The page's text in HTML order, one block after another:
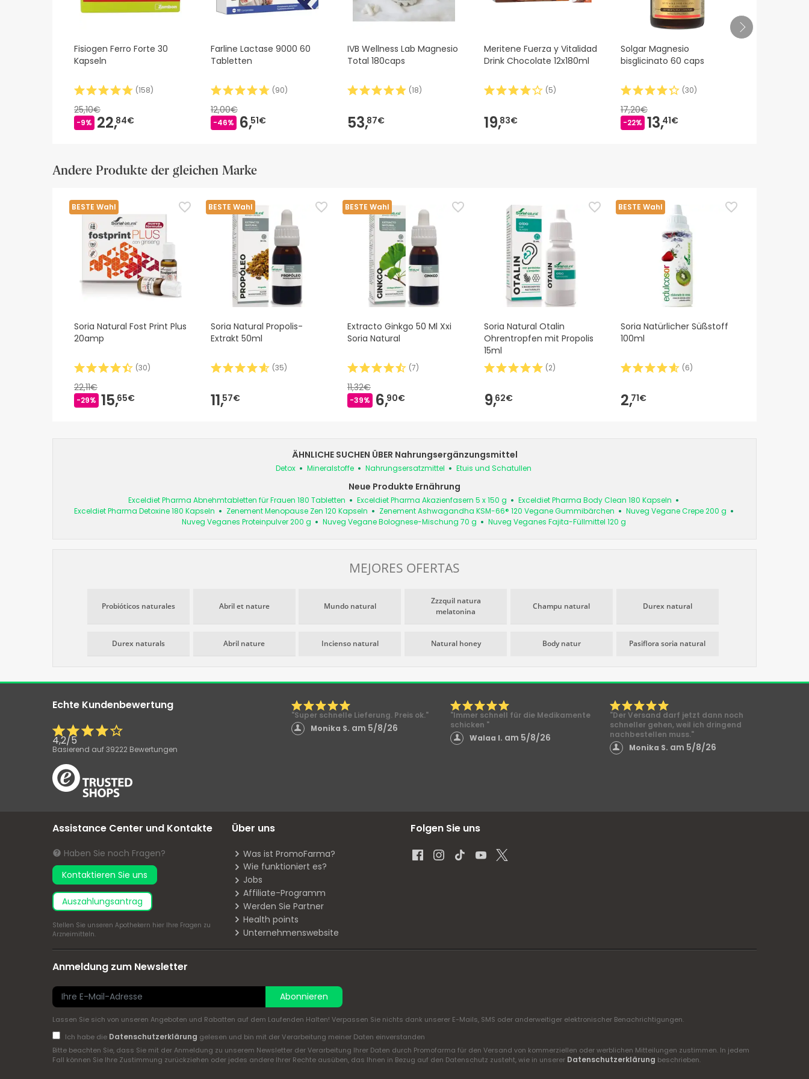
Fisiogen Ferro Forte 30
Kapseln
(158)
25,10€
-9% 22,84€
Farline Lactase 9000 60
Tabletten
(90)
12,00€
-46% 6,51€
IVB Wellness Lab Magnesio
Total 180caps
(18)
53,87€
Meritene Fuerza y Vitalidad
Drink Chocolate 12x180ml
(5)
19,83€
Solgar Magnesio
bisglicinato 60 caps
(30)
17,20€
-22% 13,41€
Andere Produkte der gleichen Marke
BESTE Wahl
Soria Natural Fost Print Plus
20amp
(30)
22,11€
-29% 15,65€
BESTE Wahl
Soria Natural Propolis-
Extrakt 50ml
(35)
11,57€
BESTE Wahl
Extracto Ginkgo 50 Ml Xxi
Soria Natural
(7)
11,32€
-39% 6,90€
Soria Natural Otalin
Ohrentropfen mit Propolis
15ml
(2)
9,62€
BESTE Wahl
Soria Natürlicher Süßstoff
100ml
(6)
2,71€
ÄHNLICHE SUCHEN ÜBER Nahrungsergänzungsmittel
Detox Mineralstoffe Nahrungsersatzmittel Etuis und Schatullen
Neue Produkte Ernährung
Exceldiet Pharma Abnehmtabletten für Frauen 180 Tabletten Exceldiet Pharma Akazienfasern 5 x 150 g
Exceldiet Pharma Body Clean 180 Kapseln
Exceldiet Pharma Detoxine 180 Kapseln
Zenement Menopause Zen 120 Kapseln Zenement Ashwagandha KSM-66® 120 Vegane Gummibärchen
Nuveg Vegane Crepe 200 g
Nuveg Veganes Proteinpulver 200 g
Nuveg Vegane Bolognese-Mischung 70 g Nuveg Veganes Fajita-Füllmittel 120 g
MEJORES OFERTAS
Probióticos naturales Abril et nature Mundo natural
Zzzquil natura
melatonina
Champu natural Durex natural
Durex naturals Abril nature Incienso natural Natural honey Body natur Pasiflora soria natural
Echte Kundenbewertung
4,2/5
Basierend auf39222 Bewertungen
"Super schnelle Lieferung. Preis ok."
Monika S. am 5/8/26
"Immer schnell für die Medikamente
schicken "
Walaa I. am 5/8/26
"Der Versand darf jetzt dann noch
schneller gehen, weil ich dringend
nachbestellen muss."
Monika S. am 5/8/26
Assistance Center und Kontakte
Haben Sie noch Fragen?
Kontaktieren Sie uns
Auszahlungsantrag
Stellen Sie unseren Apothekern hier Ihre Fragen zu
Arzneimitteln.
Über uns
Was ist PromoFarma?
Wie funktioniert es?
Jobs
Affiliate-Programm
Werden Sie Partner
Health points
Unternehmenswebsite
Folgen Sie uns
Anmeldung zum Newsletter
Abonnieren
Lassen Sie sich von unseren Angeboten und Rabatten auf dem Laufenden Halten! Verpassen Sie nichts dank unserer E-Mails, SMS oder anderweitiger elektronischer Benachrichtigungen.
Ich habe die Datenschutzerklärung gelesen und bin mit der Verarbeitung meiner Daten einverstanden
Bitte beachten Sie, dass Sie mit der Anmeldung zu unserem Newsletter der Verarbeitung Ihrer Daten durch Promofarma für den Versand von kommerziellen oder werblichen Mitteilungen zustimmen. In jedem
Fall können Sie Ihre Zustimmung zurückziehen oder jedes andere Ihrer Rechte ausüben, das Ihnen in Bezug auf den Datenschutz zusteht, wie in unserer Datenschutzerklärung beschrieben.